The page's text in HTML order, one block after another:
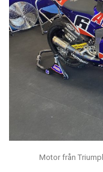
Motor från